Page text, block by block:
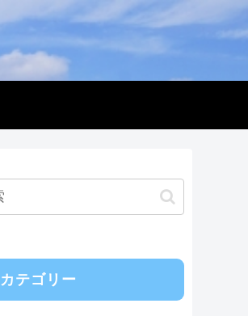
カテゴリー